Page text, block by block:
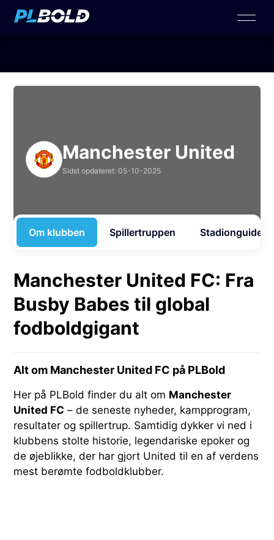
Manchester United
Sidst opdateret: 05-10-2025
Om klubben Spillertruppen Stadionguide
Manchester United FC: Fra
Busby Babes til global
fodboldgigant
Alt om Manchester United FC på PLBold
Her på PLBold finder du alt om Manchester
United FC – de seneste nyheder, kampprogram,
resultater og spillertrup. Samtidig dykker vi ned i
klubbens stolte historie, legendariske epoker og
de øjeblikke, der har gjort United til en af verdens
mest berømte fodboldklubber.